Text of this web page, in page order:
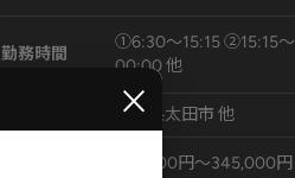
勤務時間
①6:30～15:15 ②15:15～
00:00 他
群馬県太田市 他
31,8000円〜345,000円
×